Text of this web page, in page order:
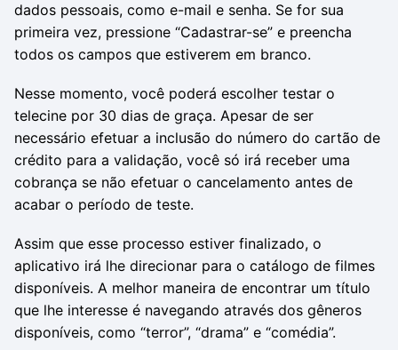
dados pessoais, como e-mail e senha. Se for sua
primeira vez, pressione “Cadastrar-se” e preencha
todos os campos que estiverem em branco.
Nesse momento, você poderá escolher testar o
telecine por 30 dias de graça. Apesar de ser
necessário efetuar a inclusão do número do cartão de
crédito para a validação, você só irá receber uma
cobrança se não efetuar o cancelamento antes de
acabar o período de teste.
Assim que esse processo estiver finalizado, o
aplicativo irá lhe direcionar para o catálogo de filmes
disponíveis. A melhor maneira de encontrar um título
que lhe interesse é navegando através dos gêneros
disponíveis, como “terror”, “drama” e “comédia”.